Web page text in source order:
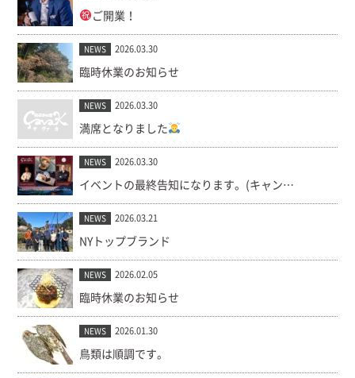
ご開業！
NEWS 2026.03.30
臨時休業のお知らせ
NEWS 2026.03.30
満席となりました
NEWS 2026.03.30
イベントの最終告知になります。(キャンセル出ました！)
NEWS 2026.03.21
NYトップブランド
NEWS 2026.02.05
臨時休業のお知らせ
NEWS 2026.01.30
鳥類は順調です。